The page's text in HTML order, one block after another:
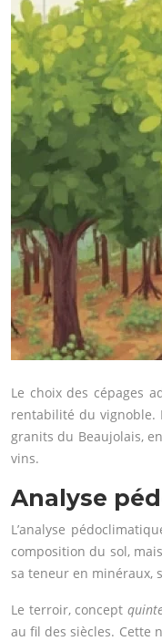
Le choix des cépages
rentabilité du vignoble.
granits du Beaujolais,
vins.
Analyse
L’analyse
composition du sol,
sa teneur en minéraux,
Le terroir, concept
au fil des siècles. Cette